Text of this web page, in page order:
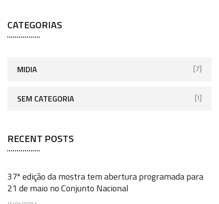
CATEGORIAS
MIDIA [7]
SEM CATEGORIA [1]
RECENT POSTS
37ª edição da mostra tem abertura programada para
21 de maio no Conjunto Nacional